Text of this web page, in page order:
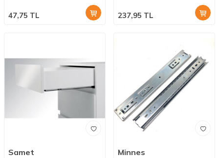
47,75 TL 237,95 TL
Samet Minnes